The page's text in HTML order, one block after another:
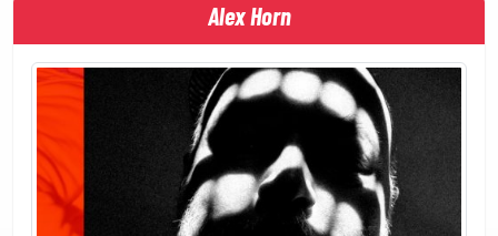
Alex Horn